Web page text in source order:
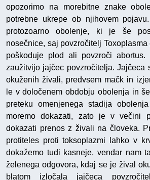
opozorimo na morebitne znake
potrebne ukrepe ob njihovem
protozoarno obolenje, ki je še
nosečnice, saj povzročitelj
poškoduje plod ali povzroči
zaužitvijo jajčec povzročitelja. Jajčeca
okuženih živali, predvsem mačk in
le v določenem obdobju obolenja in
preteku omenjenega stadija
moremo dokazati, zato je v večini
dokazati prenos z živali na človeka.
protiteles proti toksoplazmi lahko v
dokažemo tudi kasneje, vendar nam
želenega odgovora, kdaj se je žival
blatom izločala jajčeca